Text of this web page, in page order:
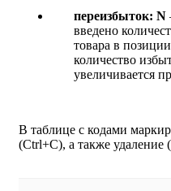
переизбыток: N
введено
товара в
количество
увеличивается
В таблице с кодами
(Ctrl+C), а также удаление